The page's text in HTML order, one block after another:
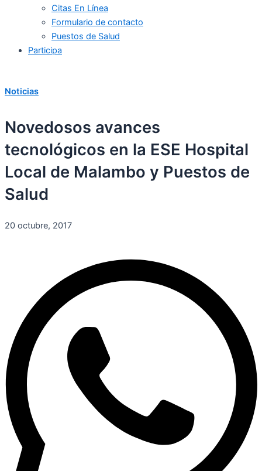
Citas En Línea
Formulario de contacto
Puestos de Salud
Participa
Noticias
Novedosos avances
tecnológicos en la ESE Hospital
Local de Malambo y Puestos de
Salud
20 octubre, 2017